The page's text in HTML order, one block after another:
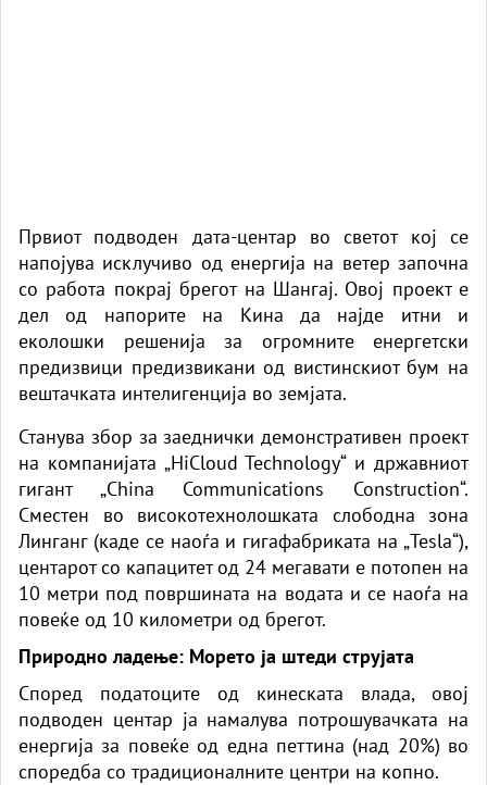
Првиот подводен дата-центар во светот кој се
напојува исклучиво од енергија на ветер започна
со работа покрај брегот на Шангај. Овој проект е
дел од напорите на Кина да најде итни и
еколошки решенија за огромните енергетски
предизвици предизвикани од вистинскиот бум на
вештачката интелигенција во земјата.
Станува збор за заеднички демонстративен проект
на компанијата „HiCloud Technology“ и државниот
гигант „China Communications Construction“.
Сместен во високотехнолошката слободна зона
Линганг (каде се наоѓа и гигафабриката на „Tesla“),
центарот со капацитет од 24 мегавати е потопен на
10 метри под површината на водата и се наоѓа на
повеќе од 10 километри од брегот.
Природно ладење: Морето ја штеди струјата
Според податоците од кинеската влада, овој
подводен центар ја намалува потрошувачката на
енергија за повеќе од една петтина (над 20%) во
споредба со традиционалните центри на копно.